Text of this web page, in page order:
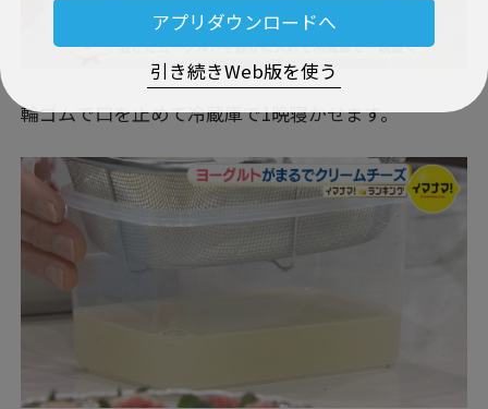
アプリダウンロードへ
引き続きWeb版を使う
輪ゴムで口を止めて冷蔵庫で1晩寝かせます。